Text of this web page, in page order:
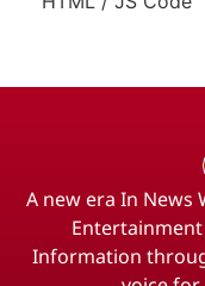
A new era In News
Information